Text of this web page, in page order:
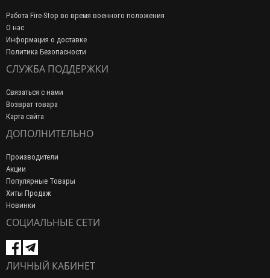
Работа Fire-Stop во время военного положения
О нас
Информация о доставке
Политика Безопасности
СЛУЖБА ПОДДЕРЖКИ
Связаться с нами
Возврат товара
Карта сайта
ДОПОЛНИТЕЛЬНО
Производители
Акции
Популярные Товары
Хиты Продаж
Новинки
СОЦИАЛЬНЫЕ СЕТИ
ЛИЧНЫЙ КАБИНЕТ